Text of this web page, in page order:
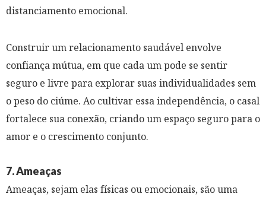
distanciamento emocional.
Construir um relacionamento saudável envolve
confiança mútua, em que cada um pode se sentir
seguro e livre para explorar suas individualidades sem
o peso do ciúme. Ao cultivar essa independência, o casal
fortalece sua conexão, criando um espaço seguro para o
amor e o crescimento conjunto.
7. Ameaças
Ameaças, sejam elas físicas ou emocionais, são uma